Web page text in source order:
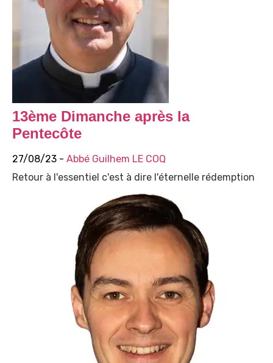
13ème Dimanche après la
Pentecôte
27/08/23 - Abbé Guilhem LE COQ
Retour à l'essentiel c'est à dire l'éternelle rédemption